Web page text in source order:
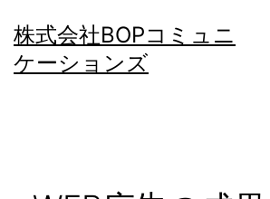
ン
テ
株式会社BOPコミュニ
ケーションズ